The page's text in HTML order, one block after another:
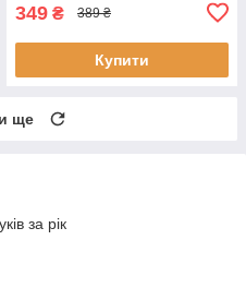
349 ₴ 389 ₴
Купити
ще
за рік